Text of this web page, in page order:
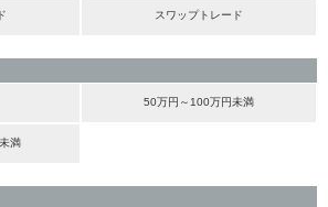
スワップトレード
50万円～100万円未満
満